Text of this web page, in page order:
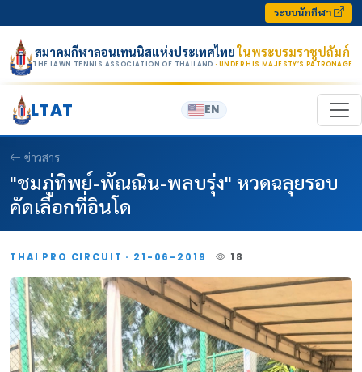
ระบบนักกีฬา
สมาคมกีฬาลอนเทนนิสแห่งประเทศไทยในพระบรมราชูปถัมภ์
THE LAWN TENNIS ASSOCIATION OF THAILAND · UNDER HIS MAJESTY’S PATRONAGE
LTAT EN
ข่าวสาร
"ชมภู่ทิพย์-พัณณิน-พลบรุ่ง" หวดฉลุยรอบ
คัดเลือกที่อินโด
THAI PRO CIRCUIT · 21-06-2019 18